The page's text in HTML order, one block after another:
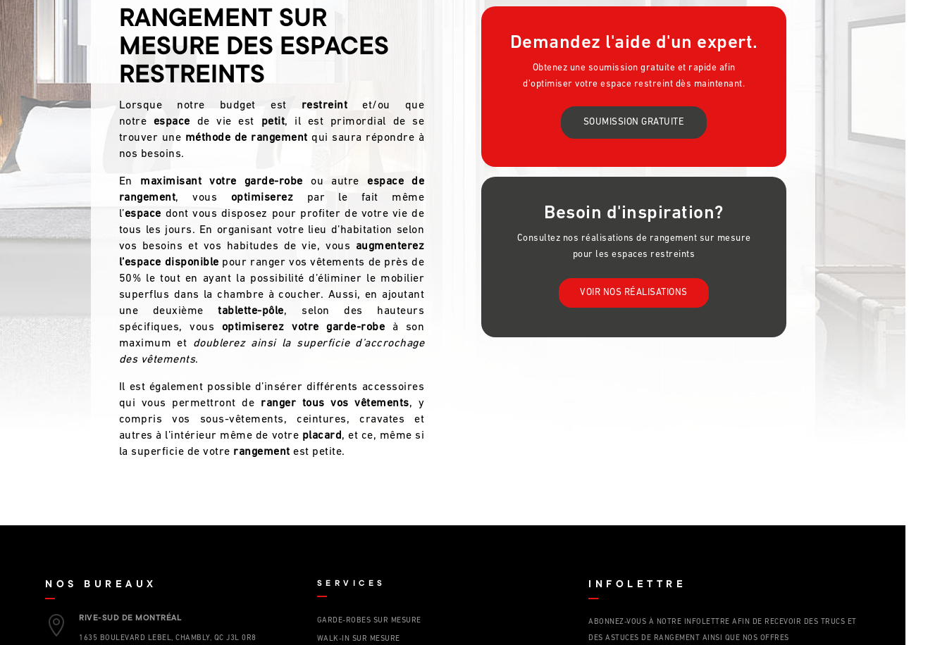
RANGEMENT SUR
MESURE DES ESPACES
RESTREINTS
Lorsque notre budget est restreint et/ou que
notre espace de vie est petit, il est primordial de se
trouver une méthode de rangementqui saura répondre à
nos besoins.
En maximisant votre garde-robe ou autreespace de
rangement, vous optimiserez par le fait même
l’espace dont vous disposez pour profiter de votre vie de
tous les jours. En organisant votre lieu d’habitation selon
vos besoins et vos habitudes de vie, vous augmenterez
l’espace disponible pour ranger vos vêtements de près de
50% le tout en ayant la possibilité d’éliminer le mobilier
superflus dans la chambre à coucher. Aussi, en ajoutant
une deuxième
tablette-pôle, selon des hauteurs
spécifiques, vous optimiserez votre garde-robe à son
maximum et
doublerez ainsi la superficie d’accrochage
des vêtements.
Il est également possible d’insérer différents accessoires
qui vous permettront de
ranger tous vos vêtements, y
compris vos sous-vêtements, ceintures, cravates et
autres à l’intérieur même de votre placard, et ce, même si
la superficie de votre rangement est petite.
Demandez l'aide d'un expert.
Obtenez une soumission gratuite et rapide afin
d’optimiser votre espace restreint dès maintenant.
SOUMISSION GRATUITE
Besoin d'inspiration?
Consultez nos réalisations de rangement sur mesure
pour les espaces restreints
VOIR NOS RÉALISATIONS
NOS BUREAUX
 RIVE-SUD DE MONTRÉAL
1635 BOULEVARD LEBEL, CHAMBLY, QC J3L 0R8
SERVICES
GARDE-ROBES SUR MESURE
WALK-IN SUR MESURE
INFOLETTRE
ABONNEZ-VOUS À NOTRE INFOLETTRE AFIN DE RECEVOIR DES TRUCS ET
DES ASTUCES DE RANGEMENT AINSI QUE NOS OFFRES